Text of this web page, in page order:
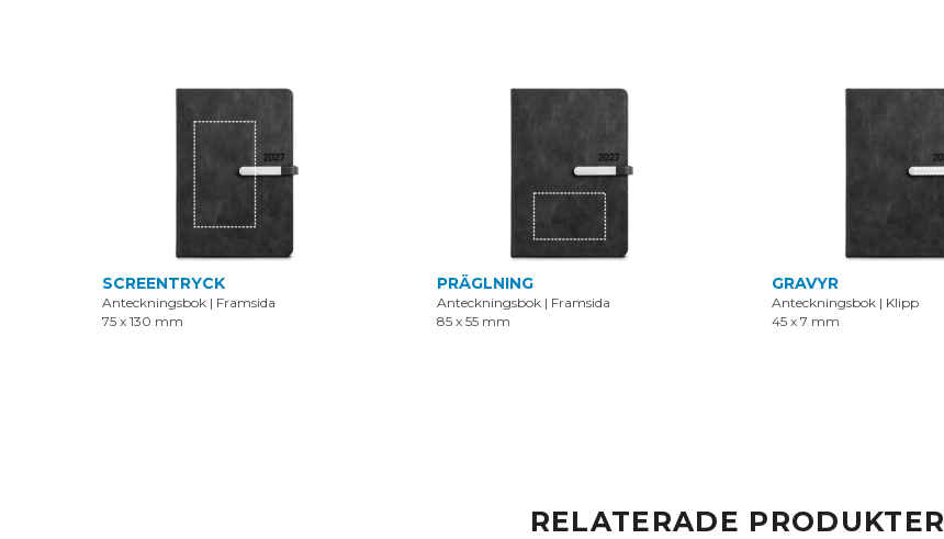
SCREENTRYCK
Anteckningsbok | Framsida
75 x 130 mm
PRÄGLNING
Anteckningsbok | Framsida
85 x 55 mm
GRAVYR
Anteckningsbok | Klipp
45 x 7 mm
RELATERADE PRODUKTER